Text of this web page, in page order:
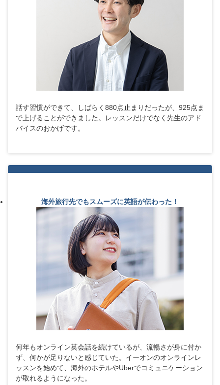
話す習慣ができて、しばらく880点止まりだったが、925点ま
で上げることができました。レッスンだけでなく先生のアド
バイスのおかげです。
海外旅行先でもスムーズに英語が伝わった！
何年もオンライン英会話を続けているが、流暢さが身に付か
ず、何かが足りないと感じていた。イーオンのオンラインレ
ッスンを始めて、海外のホテルやUberでコミュニケーション
が取れるようになった。